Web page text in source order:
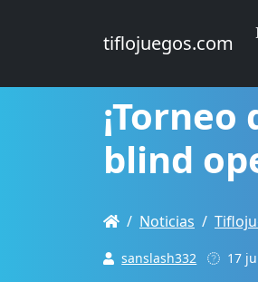
tiflojuegos.com
blind
Noticias
sanslash332 17